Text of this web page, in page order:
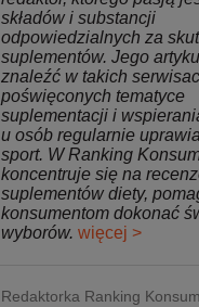
składów i substancji
odpowiedzialnych za
suplementów. Jego
znaleźć w takich
poświęconych tematyce
suplementacji i
u osób regularnie
sport. W Ranking
koncentruje się na
suplementów diety,
konsumentom dokonać
wyborów. więcej >
Redaktorka Ranking